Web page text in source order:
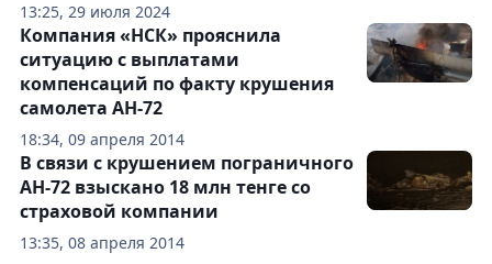
13:25, 29 июля 2024
18:34, 09 апреля 2014
Компания «НСК» прояснила
ситуацию с выплатами
компенсаций по факту крушения
самолета АН-72
13:35, 08 апреля 2014
В связи с крушением пограничного
АН-72 взыскано 18 млн тенге со
страховой компании